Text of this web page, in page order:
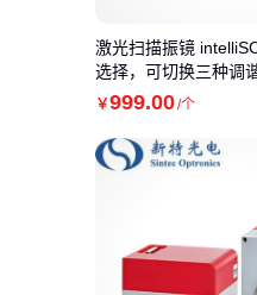
激光扫描振镜
选择，可切换三种调
￥999.00/个